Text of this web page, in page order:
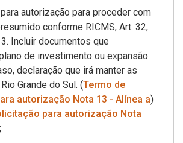
autorização para proceder com
conforme RICMS, Art. 32,
Incluir documentos que
de investimento ou expansão
declaração que irá manter as
Grande do Sul. (Termo de
autorização Nota 13 - Alínea a)
para autorização Nota